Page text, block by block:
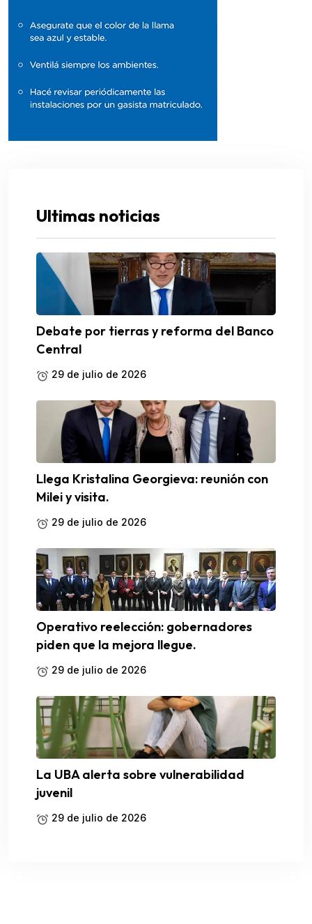
Ultimas noticias
Debate por tierras y reforma del Banco
Central
29 de julio de 2026
Llega Kristalina Georgieva: reunión con
Milei y visita.
29 de julio de 2026
Operativo reelección: gobernadores
piden que la mejora llegue.
29 de julio de 2026
La UBA alerta sobre vulnerabilidad
juvenil
29 de julio de 2026